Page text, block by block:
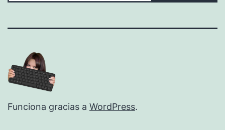
Funciona gracias a WordPress.